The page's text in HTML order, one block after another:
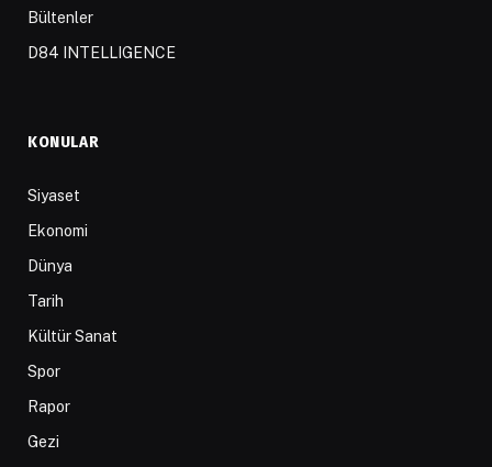
Bültenler
D84 INTELLIGENCE
KONULAR
Siyaset
Ekonomi
Dünya
Tarih
Kültür Sanat
Spor
Rapor
Gezi